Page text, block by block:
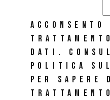
ACCONSENTO
DATI.
POLITICA
PER SAPERE